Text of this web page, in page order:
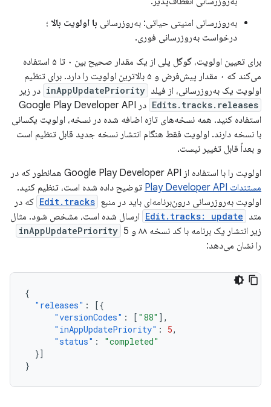
به‌روزرسانی امنیتی حیاتی: به‌روزرسانی با اولویت بالا ؛
درخواست به‌روزرسانی فوری.
برای تعیین اولویت، گوگل پلی از یک مقدار صحیح بین ۰ تا ۵ استفاده
می‌کند که ۰ مقدار پیش‌فرض و ۵ بالاترین اولویت را دارد. برای تنظیم
اولویت یک به‌روزرسانی، از فیلد inAppUpdatePriority در زیر
Edits.tracks.releases
در Google Play Developer API
استفاده کنید. همه نسخه‌های تازه اضافه شده در نسخه، اولویت یکسانی
با نسخه دارند. اولویت فقط هنگام انتشار نسخه جدید قابل تنظیم است
و بعداً قابل تغییر نیست.
اولویت را با استفاده از Google Play Developer API همانطور که در
مستندات Play Developer API
توضیح داده شده است، تنظیم کنید.
اولویت به‌روزرسانی درون‌برنامه‌ای باید در منبع Edit.tracks که در
متد Edit.tracks: update ارسال شده است، مشخص شود. مثال
زیر انتشار یک برنامه با کد نسخه ۸۸ و
inAppUpdatePriority 5
را نشان می‌دهد:
{
"releases" :
[{
"versionCodes" : [ "88" ],
"inAppUpdatePriority" : 5,
"status" :
"completed"
}]
}